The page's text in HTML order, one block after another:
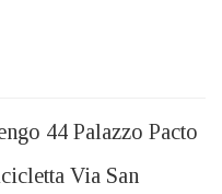
44 Palazzo Pacto
Via San